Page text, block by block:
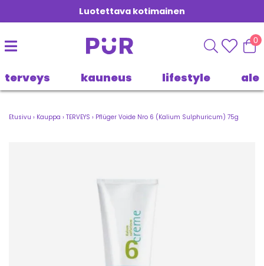
Luotettava kotimainen
0
terveys kauneus lifestyle ale
Etusivu › Kauppa › TERVEYS › Pflüger Voide Nro 6 (Kalium Sulphuricum) 75g